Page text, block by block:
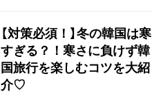
【対策必須！】冬の韓国は寒
すぎる？！寒さに負けず韓
国旅行を楽しむコツを大紹
介♡